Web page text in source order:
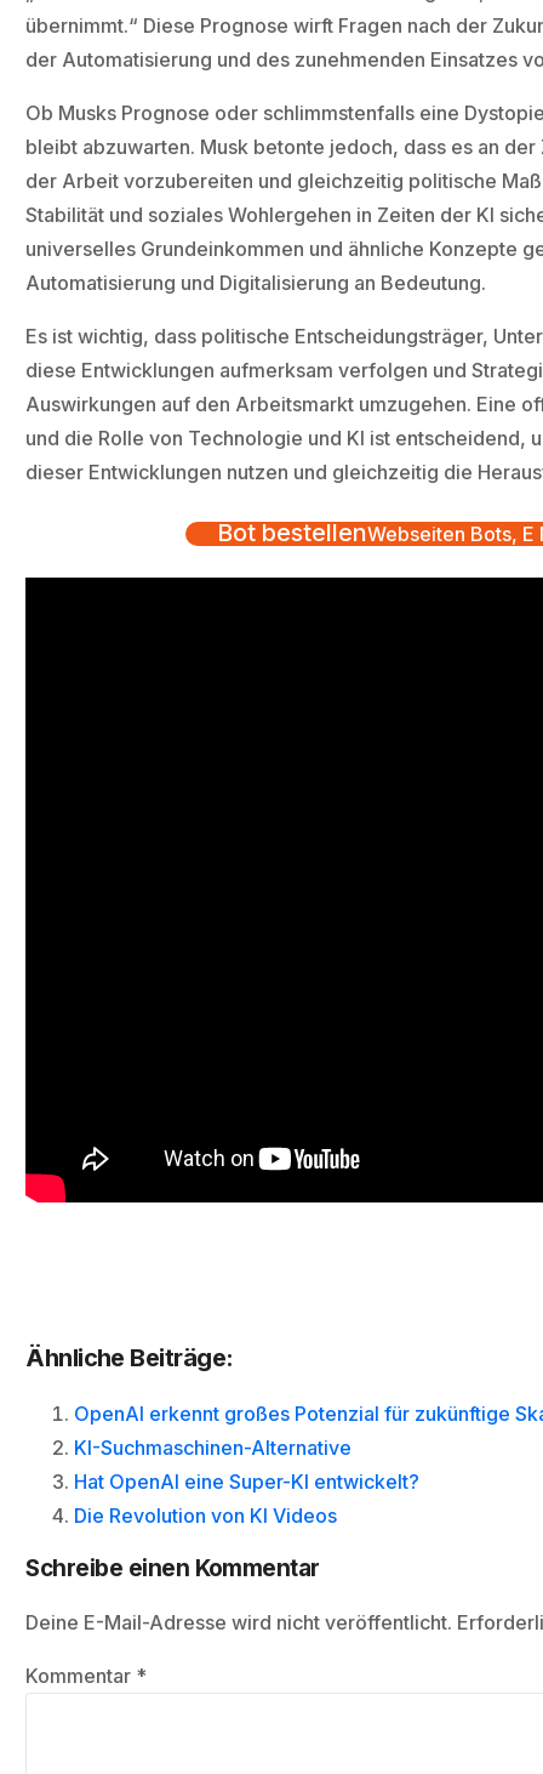
übernimmt.“ Diese Prognose wirft Fragen nach der
der Automatisierung und des zunehmenden Einsatzes
Ob Musks Prognose oder schlimmstenfalls eine
bleibt abzuwarten. Musk betonte jedoch, dass es an
der Arbeit vorzubereiten und gleichzeitig politische
Stabilität und soziales Wohlergehen in Zeiten der KI
universelles Grundeinkommen und ähnliche Konzepte
Automatisierung und Digitalisierung an Bedeutung.
Es ist wichtig, dass politische Entscheidungsträger,
diese Entwicklungen aufmerksam verfolgen und
Auswirkungen auf den Arbeitsmarkt umzugehen. Eine
und die Rolle von Technologie und KI ist entscheidend,
dieser Entwicklungen nutzen und gleichzeitig die
Bot bestellenWebseiten Bots, E
Ähnliche Beiträge:
OpenAI erkennt großes Potenzial für zukünftige
KI-Suchmaschinen-Alternative
Hat OpenAI eine Super-KI entwickelt?
Die Revolution von KI Videos
Schreibe einen Kommentar
Deine E-Mail-Adresse wird nicht veröffentlicht.
Kommentar *